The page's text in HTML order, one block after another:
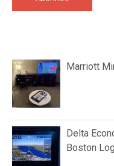
Marriott
Delta
Boston